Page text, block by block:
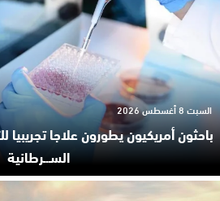
باحثون أمريكيون يطورون علاجا تجريبيا
السـ.ـرطانية
السبت 8 أغسطس 2026